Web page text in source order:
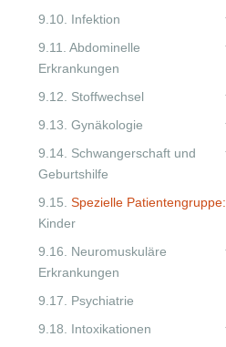
9.10. Infektion
9.11. Abdominelle
Erkrankungen
9.12. Stoffwechsel
9.13. Gynäkologie
9.14. Schwangerschaft und
Geburtshilfe
9.15.Spezielle Patientengruppe:
Kinder
9.16. Neuromuskuläre
Erkrankungen
9.17. Psychiatrie
9.18. Intoxikationen